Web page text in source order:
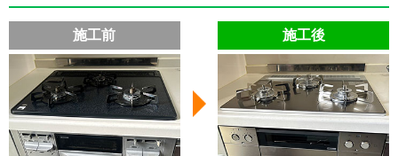
施工前 施工後